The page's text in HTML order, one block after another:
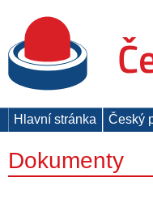
Hlavní stránka Český
Dokumenty